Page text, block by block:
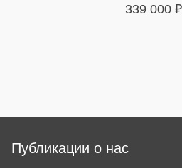
339 000 ₽
Публикации о нас